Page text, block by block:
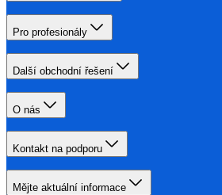
Pro profesionály
Další obchodní řešení
O nás
Kontakt na podporu
Mějte aktuální informace